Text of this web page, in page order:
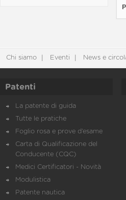
Chi siamo Eventi News e
Patenti
La patente di guida
Tutte le pratiche
Foglio rosa e prove d’esame
Carta di Qualificazione del
Conducente (CQC)
Medici Certificatori - Novità
Modulistica
Patente nautica